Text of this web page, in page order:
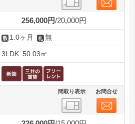
256,000円 20,000円
1.0ヶ月 無
3LDK 50.03㎡
間取り表示 お問合せ